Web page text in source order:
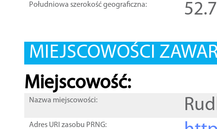
Południowa szerokość geograficzna:
MIEJSCOWOŚCI
Miejscowość:
Nazwa miejscowości:
Adres URI zasobu PRNG: